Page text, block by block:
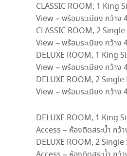
CLASSIC ROOM, 1 King
View – พร้อมระเบียง กว้าง
CLASSIC ROOM, 2
View – พร้อมระเบียง กว้าง
DELUXE ROOM, 1 King
View – พร้อมระเบียง กว้าง
DELUXE ROOM, 2
View – พร้อมระเบียง กว้าง
DELUXE ROOM, 1 King
Access – ห้องติดสระน้ำ กว้
DELUXE ROOM, 2